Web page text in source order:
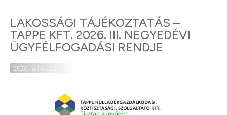
LAKOSSÁGI TÁJÉKOZTATÁS –
TAPPE KFT. 2026. III. NEGYEDÉVI
ÜGYFÉLFOGADÁSI RENDJE
2026. június 22.